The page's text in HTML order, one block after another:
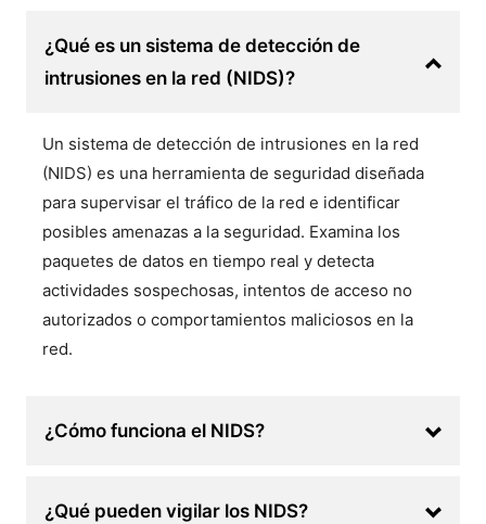
¿Qué es un sistema de detección de
intrusiones en la red (NIDS)?
Un sistema de detección de intrusiones en la red
(NIDS) es una herramienta de seguridad diseñada
para supervisar el tráfico de la red e identificar
posibles amenazas a la seguridad. Examina los
paquetes de datos en tiempo real y detecta
actividades sospechosas, intentos de acceso no
autorizados o comportamientos maliciosos en la
red.
¿Cómo funciona el NIDS?
¿Qué pueden vigilar los NIDS?